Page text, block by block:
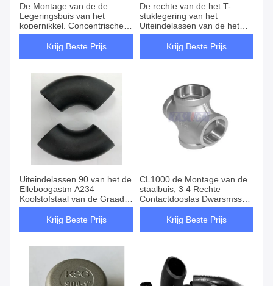
De Montage van de de
Legeringsbuis van het
kopernikkel, Concentrische
Gelijke T-stukmontage ASTM
Krijg Beste Prijs
De rechte van de het T-
stuklegering van het
Uiteindelassen van de het
Staalbuis Montage ASTM
A420 WPL6 B16.9
Krijg Beste Prijs
Uiteindelassen 90 van het de
Elleboogastm A234
Koolstofstaal van de Graad
Korte Straal de Buismontage
Krijg Beste Prijs
CL1000 de Montage van de
staalbuis, 3 4 Rechte
Contactdooslas Dwarsmss
SP-114
Krijg Beste Prijs